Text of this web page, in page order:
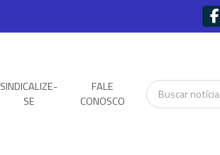
SINDICALIZE-
SE
FALE
CONOSCO